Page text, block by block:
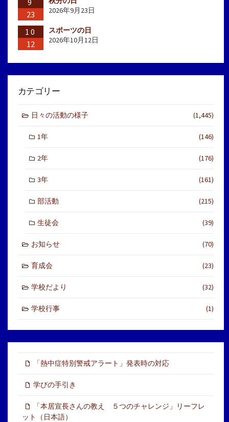
9
23
2026年9月23日
10
12
スポーツの日
2026年10月12日
カテゴリー
日々の活動の様子 (1,445)
1年 (146)
2年 (176)
3年 (161)
部活動 (215)
生徒会 (39)
お知らせ (70)
育成会 (23)
学校だより (32)
学校行事 (1)
「熱中症特別警戒アラート」発表時の対応
学びの手引き
「本居宣長さんの教え ５つのチャレンジ」リーフレ
ット（日本語）